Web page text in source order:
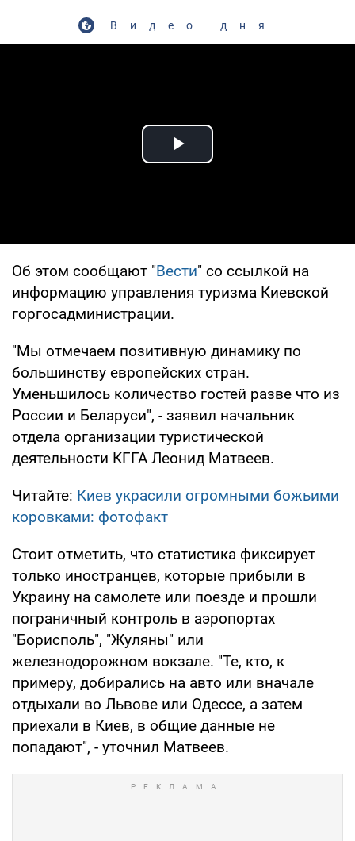
Видео дня
Play Video
Об этом сообщают "Вести" со ссылкой на
информацию управления туризма Киевской
горгосадминистрации.
"Мы отмечаем позитивную динамику по
большинству европейских стран.
Уменьшилось количество гостей разве что из
России и Беларуси", - заявил начальник
отдела организации туристической
деятельности КГГА Леонид Матвеев.
Читайте: Киев украсили огромными божьими
коровками: фотофакт
Стоит отметить, что статистика фиксирует
только иностранцев, которые прибыли в
Украину на самолете или поезде и прошли
пограничный контроль в аэропортах
"Борисполь", "Жуляны" или
железнодорожном вокзале. "Те, кто, к
примеру, добирались на авто или вначале
отдыхали во Львове или Одессе, а затем
приехали в Киев, в общие данные не
попадают", - уточнил Матвеев.